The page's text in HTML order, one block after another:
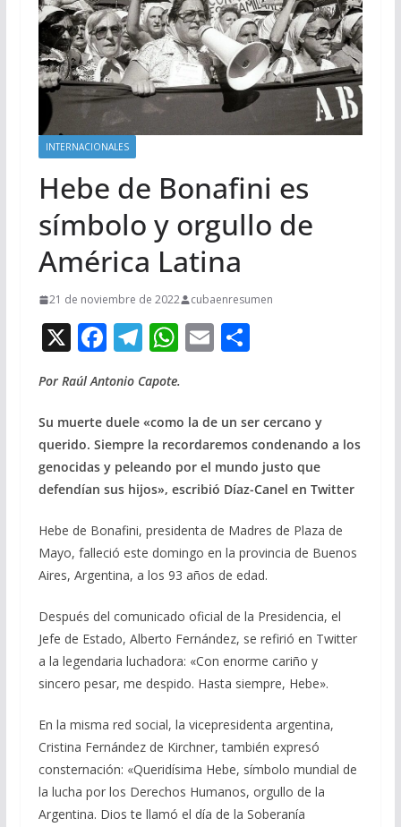
INTERNACIONALES
Hebe de Bonafini es
símbolo y orgullo de
América Latina
21 de noviembre de 2022 cubaenresumen
X F
ac
e
b
o
o
T
e
gr
a
m
W
at
s
A
p
E
l
C
p
ar
ti
Por Raúl Antonio Capote.
Su muerte duele «como la de un ser cercano y
querido. Siempre la recordaremos condenando a los
genocidas y peleando por el mundo justo que
defendían sus hijos», escribió Díaz-Canel en Twitter
Hebe de Bonafini, presidenta de Madres de Plaza de
Mayo, falleció este domingo en la provincia de Buenos
Aires, Argentina, a los 93 años de edad.
Después del comunicado oficial de la Presidencia, el
Jefe de Estado, Alberto Fernández, se refirió en Twitter
a la legendaria luchadora: «Con enorme cariño y
sincero pesar, me despido. Hasta siempre, Hebe».
En la misma red social, la vicepresidenta argentina,
Cristina Fernández de Kirchner, también expresó
consternación: «Queridísima Hebe, símbolo mundial de
la lucha por los Derechos Humanos, orgullo de la
Argentina. Dios te llamó el día de la Soberanía